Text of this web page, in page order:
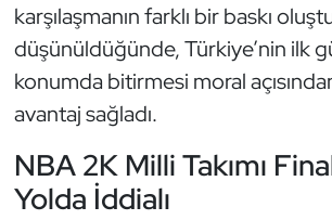
karşılaşmanın farklı bir baskı
düşünüldüğünde, Türkiye’nin ilk
konumda bitirmesi moral
avantaj sağladı.
NBA 2K Milli Takımı
Yolda İddialı
Oryantiring
Özel Sporcular
Paralimpik
Ragbi